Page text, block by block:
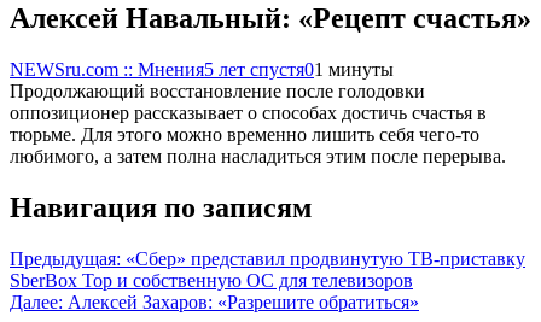
Алексей Навальный: «Рецепт счастья»
NEWSru.com :: Мнения5 лет спустя01 минуты
Продолжающий восстановление после голодовки
оппозиционер рассказывает о способах достичь счастья в
тюрьме. Для этого можно временно лишить себя чего-то
любимого, а затем полна насладиться этим после перерыва.
Навигация по записям
Предыдущая: «Сбер» представил продвинутую ТВ-приставку
SberBox Top и собственную ОС для телевизоров
Далее: Алексей Захаров: «Разрешите обратиться»